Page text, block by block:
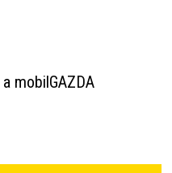
mobilGAZDA